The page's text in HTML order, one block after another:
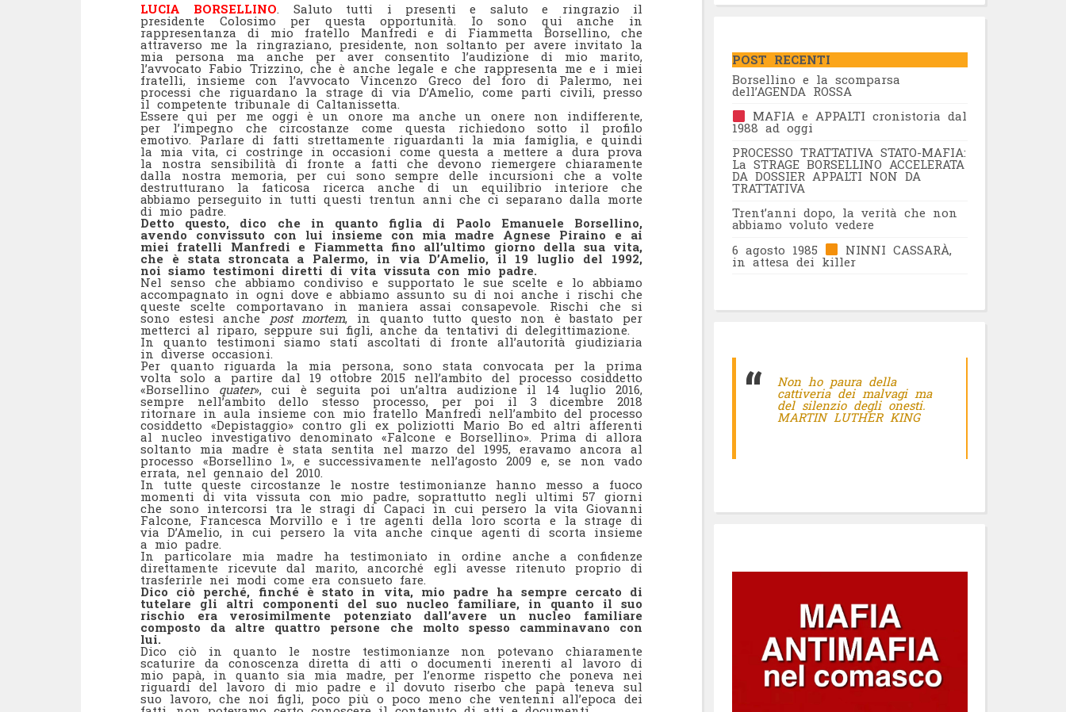
LUCIA BORSELLINO. Saluto tutti i presenti e saluto e ringrazio il
presidente Colosimo per questa opportunità. Io sono qui anche in
rappresentanza di mio fratello Manfredi e di Fiammetta Borsellino, che
attraverso me la ringraziano, presidente, non soltanto per avere invitato la
mia persona ma anche per aver consentito l’audizione di mio marito,
l’avvocato Fabio Trizzino, che è anche legale e che rappresenta me e i miei
fratelli, insieme con l’avvocato Vincenzo Greco del foro di Palermo, nei
processi che riguardano la strage di via D’Amelio, come parti civili, presso
il competente tribunale di Caltanissetta.
Essere qui per me oggi è un onore ma anche un onere non indifferente,
per l’impegno che circostanze come questa richiedono sotto il profilo
emotivo. Parlare di fatti strettamente riguardanti la mia famiglia, e quindi
la mia vita, ci costringe in occasioni come questa a mettere a dura prova
la nostra sensibilità di fronte a fatti che devono riemergere chiaramente
dalla nostra memoria, per cui sono sempre delle incursioni che a volte
destrutturano la faticosa ricerca anche di un equilibrio interiore che
abbiamo perseguito in tutti questi trentun anni che ci separano dalla morte
di mio padre.
Detto questo, dico che in quanto figlia di Paolo Emanuele Borsellino,
avendo convissuto con lui insieme con mia madre Agnese Piraino e ai
miei fratelli Manfredi e Fiammetta fino all’ultimo giorno della sua vita,
che è stata stroncata a Palermo, in via D’Amelio, il 19 luglio del 1992,
noi siamo testimoni diretti di vita vissuta con mio padre.
Nel senso che abbiamo condiviso e supportato le sue scelte e lo abbiamo
accompagnato in ogni dove e abbiamo assunto su di noi anche i rischi che
queste scelte comportavano in maniera assai consapevole. Rischi che si
sono estesi anche post mortem, in quanto tutto questo non è bastato per
metterci al riparo, seppure sui figli, anche da tentativi di delegittimazione.
In quanto testimoni siamo stati ascoltati di fronte all’autorità giudiziaria
in diverse occasioni.
Per quanto riguarda la mia persona, sono stata convocata per la prima
volta solo a partire dal 19 ottobre 2015 nell’ambito del processo cosiddetto
«Borsellino quater», cui è seguita poi un’altra audizione il 14 luglio 2016,
sempre nell’ambito dello stesso processo, per poi il 3 dicembre 2018
ritornare in aula insieme con mio fratello Manfredi nell’ambito del processo
cosiddetto «Depistaggio» contro gli ex poliziotti Mario Bo ed altri afferenti
al nucleo investigativo denominato «Falcone e Borsellino». Prima di allora
soltanto mia madre è stata sentita nel marzo del 1995, eravamo ancora al
processo «Borsellino 1», e successivamente nell’agosto 2009 e, se non vado
errata, nel gennaio del 2010.
In tutte queste circostanze le nostre testimonianze hanno messo a fuoco
momenti di vita vissuta con mio padre, soprattutto negli ultimi 57 giorni
che sono intercorsi tra le stragi di Capaci in cui persero la vita Giovanni
Falcone, Francesca Morvillo e i tre agenti della loro scorta e la strage di
via D’Amelio, in cui persero la vita anche cinque agenti di scorta insieme
a mio padre.
In particolare mia madre ha testimoniato in ordine anche a confidenze
direttamente ricevute dal marito, ancorché egli avesse ritenuto proprio di
trasferirle nei modi come era consueto fare.
Dico ciò perché, finché è stato in vita, mio padre ha sempre cercato di
tutelare gli altri componenti del suo nucleo familiare, in quanto il suo
rischio era verosimilmente potenziato dall’avere un nucleo familiare
composto da altre quattro persone che molto spesso camminavano con
lui.
Dico ciò in quanto le nostre testimonianze non potevano chiaramente
scaturire da conoscenza diretta di atti o documenti inerenti al lavoro di
mio papà, in quanto sia mia madre, per l’enorme rispetto che poneva nei
riguardi del lavoro di mio padre e il dovuto riserbo che papà teneva sul
suo lavoro, che noi figli, poco più o poco meno che ventenni all’epoca dei
POST RECENTI
Borsellino e la scomparsa
dell’AGENDA ROSSA
MAFIA e APPALTI cronistoria dal
1988 ad oggi
PROCESSO TRATTATIVA STATO-MAFIA:
La STRAGE BORSELLINO ACCELERATA
DA DOSSIER APPALTI NON DA
TRATTATIVA
Trent’anni dopo, la verità che non
abbiamo voluto vedere
6 agosto 1985
NINNI CASSARÀ,
in attesa dei killer
Non ho paura della
cattiveria dei malvagi ma
del silenzio degli onesti.
MARTIN LUTHER KING